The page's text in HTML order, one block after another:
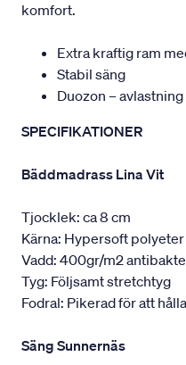
komfort.
Extra kraftig ram
Stabil säng
Duozon –
SPECIFIKATIONER
Bäddmadrass Lina Vit
Tjocklek: ca 8 cm
Kärna: Hypersoft
Vadd: 400gr/m2
Tyg: Följsamt stretchtyg
Fodral: Pikerad för att
Säng Sunnernäs